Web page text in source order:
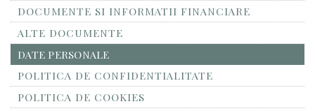
DOCUMENTE SI INFORMATII FINANCIARE
ALTE DOCUMENTE
DATE PERSONALE
POLITICA DE CONFIDENTIALITATE
POLITICA DE COOKIES